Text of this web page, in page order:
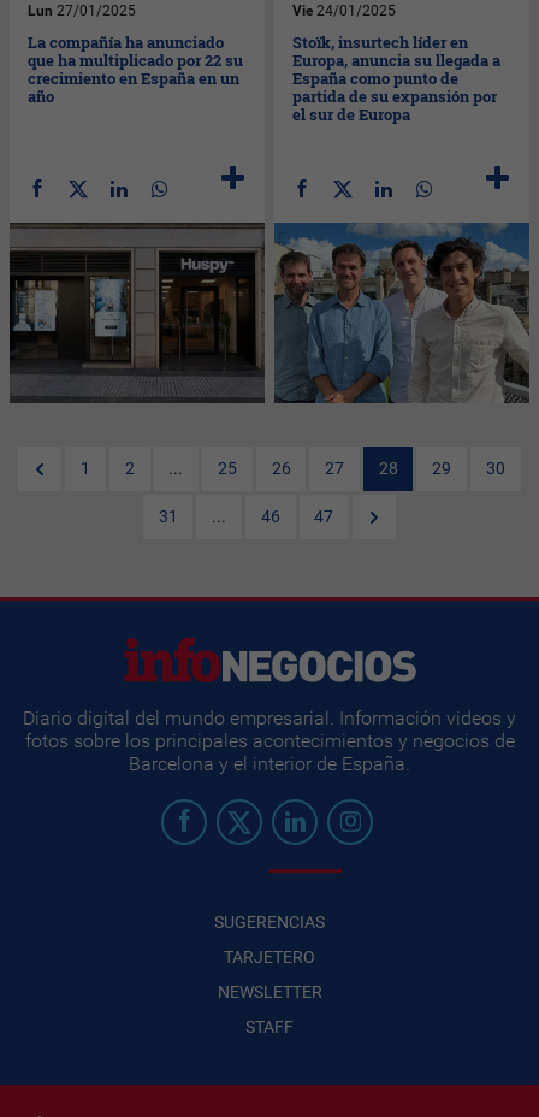
Lun 27/01/2025
La compañía ha anunciado
que ha multiplicado por 22 su
crecimiento en España en un
año
Vie 24/01/2025
Stoïk, insurtech líder en
Europa, anuncia su llegada a
España como punto de
partida de su expansión por
el sur de Europa
1 2 ... 25 26 27 28 29 30
31 ... 46 47
Diario digital del mundo empresarial. Información videos y
fotos sobre los principales acontecimientos y negocios de
Barcelona y el interior de España.
SUGERENCIAS
TARJETERO
NEWSLETTER
STAFF